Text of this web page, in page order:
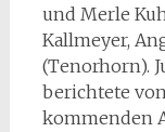
und Merle
Kallmeyer,
(Tenorhorn).
berichtete
kommenden